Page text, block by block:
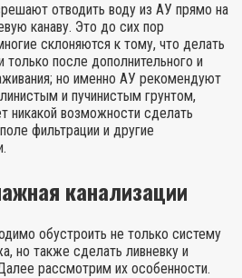
отводить воду из АУ прямо на
канаву. Это до сих пор
склоняются к тому, что делать
после дополнительного и
но именно АУ рекомендуют
и пучинистым грунтом,
никакой возможности сделать
фильтрации и другие
канализации
обустроить не только систему
но также сделать ливневку и
рассмотрим их особенности.